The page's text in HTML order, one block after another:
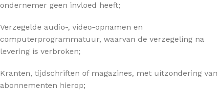
ondernemer geen invloed heeft;
Verzegelde audio-, video-opnamen en
computerprogrammatuur, waarvan de verzegeling na
levering is verbroken;
Kranten, tijdschriften of magazines, met uitzondering van
abonnementen hierop;